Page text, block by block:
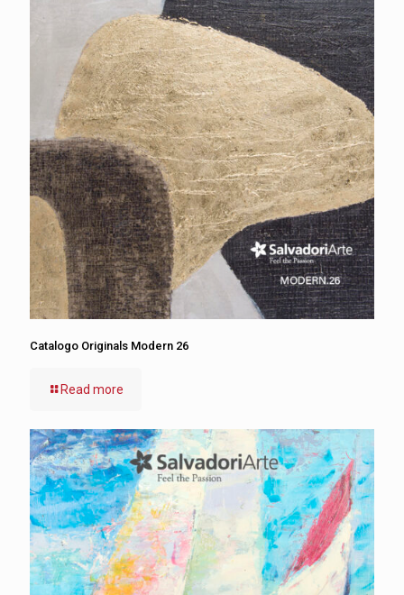
Catalogo Originals Modern 26
Read more